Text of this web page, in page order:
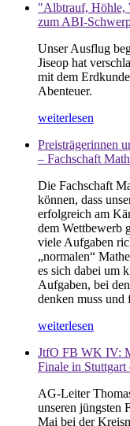
"Albtrauf, Höhle,
zum ABI-
Unser Ausflug
Jiseop hat
mit dem
Abenteuer.
weiterlesen
Preisträgerinnen
– Fachschaft
Die Fachschaft
können, dass
erfolgreich am
dem Wettbewerb
viele Aufgaben
„normalen“
es sich dabei um
Aufgaben, bei
denken muss und
weiterlesen
JtfO FB WK IV:
Finale in
AG-Leiter
unseren jüngsten
Mai bei der